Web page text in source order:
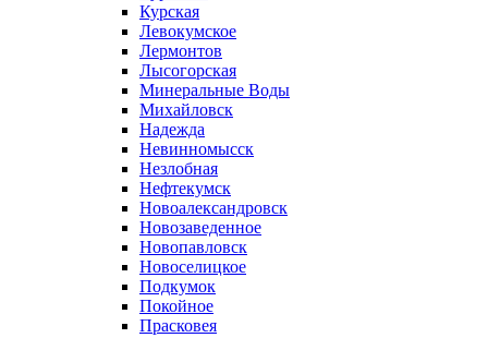
Курская
Левокумское
Лермонтов
Лысогорская
Минеральные Воды
Михайловск
Надежда
Невинномысск
Незлобная
Нефтекумск
Новоалександровск
Новозаведенное
Новопавловск
Новоселицкое
Подкумок
Покойное
Прасковея